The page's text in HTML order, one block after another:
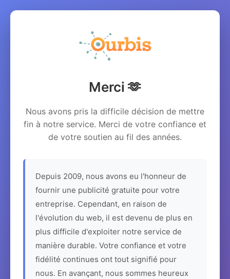
Merci 🫶
Nous avons pris la difficile décision de mettre
fin à notre service. Merci de votre confiance et
de votre soutien au fil des années.
Depuis 2009, nous avons eu l'honneur de
fournir une publicité gratuite pour votre
entreprise. Cependant, en raison de
l'évolution du web, il est devenu de plus en
plus difficile d'exploiter notre service de
manière durable. Votre confiance et votre
fidélité continues ont tout signifié pour
nous. En avançant, nous sommes heureux